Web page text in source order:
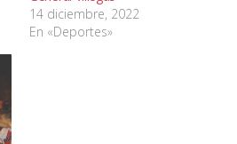
14 diciembre, 2022
En «Deportes»